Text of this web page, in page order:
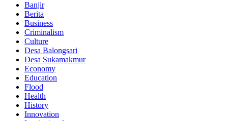
Banjir
Berita
Business
Criminalism
Culture
Desa Balongsari
Desa Sukamakmur
Economy
Education
Flood
Health
History
Innovation